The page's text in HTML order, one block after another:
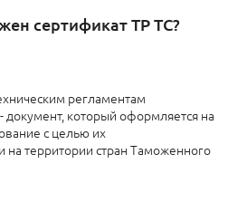
сертификат ТР ТС?
регламентам
который оформляется на
с целью их
на территории стран Таможенного